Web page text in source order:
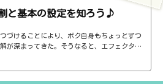
と基本の設定を知ろう♪
づけることにより、ボク自身もちょっとずつ
が深まってきた。そうなると、エフェクター